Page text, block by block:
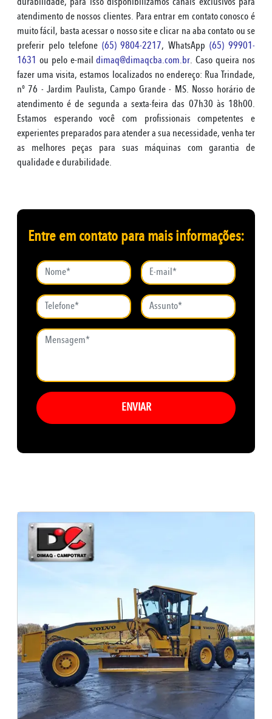
durabilidade, para isso disponibilizamos canais exclusivos para
atendimento de nossos clientes. Para entrar em contato conosco é
muito fácil, basta acessar o nosso site e clicar na aba contato ou se
preferir pelo telefone (65) 9804-2217, WhatsApp(65) 99901-
1631 ou pelo e-maildimaq@dimaqcba.com.br. Caso queira nos
fazer uma visita, estamos localizados no endereço: Rua Trindade,
nº 76 - Jardim Paulista, Campo Grande - MS. Nosso horário de
atendimento é de segunda a sexta-feira das 07h30 às 18h00.
Estamos esperando você com profissionais competentes e
experientes preparados para atender a sua necessidade, venha ter
as melhores peças para suas máquinas com garantia de
qualidade e durabilidade.
Entre em contato para mais informações:
ENVIAR
Peças originais Para Máquinas Volvo Equipamento